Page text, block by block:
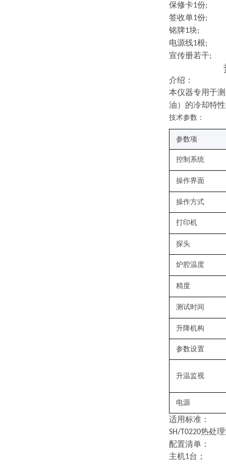
保修卡1份;
签收单1份;
铭牌1块;
电源线1根;
宣传册若干;
介绍：
本仪器专用于
油）的冷却特
技术参数：
参数项
控制系统
操作界面
操作方式
打印机
探头
炉腔温度
精度
测试时间
升降机构
参数设置
升温监视
电源
适用标准：
SH/T0220热处
配置清单：
主机1台；